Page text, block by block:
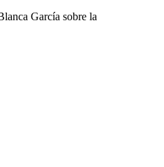
García sobre la